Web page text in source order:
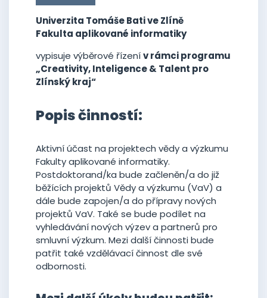
Univerzita Tomáše Bati ve Zlíně
Fakulta aplikované informatiky
vypisuje výběrové řízenív rámci programu
„Creativity, Inteligence & Talent pro
Zlínský kraj“
Popis činností:
Aktivní účast na projektech vědy a výzkumu
Fakulty aplikované informatiky.
Postdoktorand/ka bude začleněn/a do již
běžících projektů Vědy a výzkumu (VaV) a
dále bude zapojen/a do přípravy nových
projektů VaV. Také se bude podílet na
vyhledávání nových výzev a partnerů pro
smluvní výzkum. Mezi další činnosti bude
patřit také vzdělávací činnost dle své
odbornosti.